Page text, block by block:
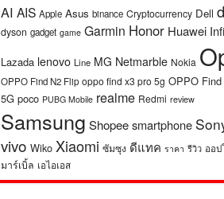
AI AIS Apple Asus binance Cryptocurrency Dell
dyson gadget game Garmin Honor Huawei
Lazada lenovo Line MG Netmarble Nokia
OPPO Find N2 Flip oppo find x3 pro 5g OPPO
5G poco PUBG Mobile realme Redmi review
Samsung Shopeesmartphone
vivo Wiko Xiaomi ซัมซุง ดีแทค ราคา รีวิว ออป
มาร์เบิ้ล เอไอเอส